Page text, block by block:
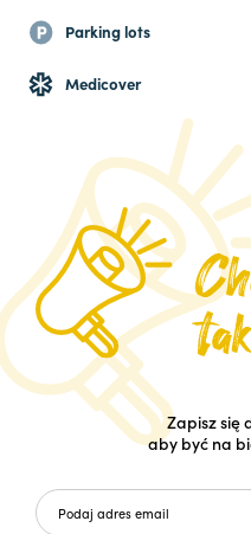
Parking lots
Medicover
Zapisz się
aby być na